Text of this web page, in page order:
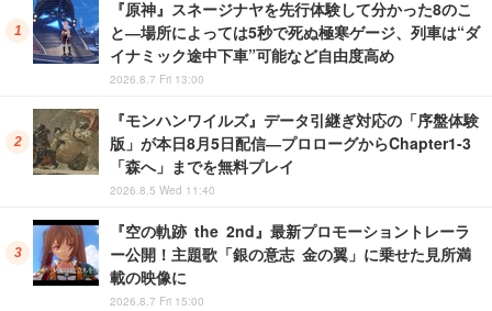
『原神』スネージナヤを先行体験して分かった8のこ
と―場所によっては5秒で死ぬ極寒ゲージ、列車は“ダ
イナミック途中下車”可能など自由度高め
2026.8.7 Fri 13:00
『モンハンワイルズ』データ引継ぎ対応の「序盤体験
版」が本日8月5日配信―プロローグからChapter1-3
「森へ」までを無料プレイ
2026.8.5 Wed 11:40
『空の軌跡 the 2nd』最新プロモーショントレーラ
ー公開！主題歌「銀の意志 金の翼」に乗せた見所満
載の映像に
2026.8.7 Fri 15:00